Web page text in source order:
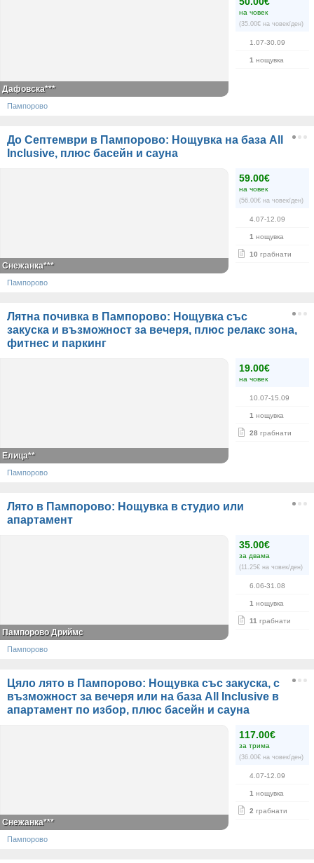
на човек
(35.00€ на човек/ден)
1.07-30.09
1 нощувка
Дафовска***
Пампорово
До Септември в Пампорово: Нощувка на база All
Inclusive, плюс басейн и сауна
59.00€
на човек
(56.00€ на човек/ден)
4.07-12.09
1 нощувка
10 грабнати
Снежанка***
Пампорово
Лятна почивка в Пампорово: Нощувка със
закуска и възможност за вечеря, плюс релакс зона,
фитнес и паркинг
19.00€
на човек
10.07-15.09
1 нощувка
28 грабнати
Елица**
Пампорово
Лято в Пампорово: Нощувка в студио или
апартамент
35.00€
за двама
(11.25€ на човек/ден)
6.06-31.08
1 нощувка
11 грабнати
Пампорово Дриймс
Пампорово
Цяло лято в Пампорово: Нощувка със закуска, с
възможност за вечеря или на база All Inclusive в
апартамент по избор, плюс басейн и сауна
117.00€
за трима
(36.00€ на човек/ден)
4.07-12.09
1 нощувка
2 грабнати
Снежанка***
Пампорово